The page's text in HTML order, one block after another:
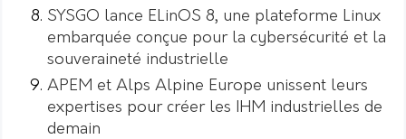
SYSGO lance ELinOS 8, une plateforme Linux
embarquée conçue pour la cybersécurité et la
souveraineté industrielle
APEM et Alps Alpine Europe unissent leurs
expertises pour créer les IHM industrielles de
demain